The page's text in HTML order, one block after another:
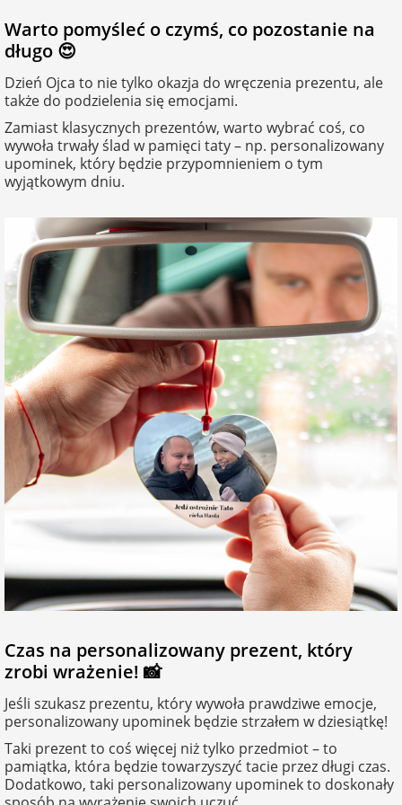
na Wielkanoc
na wieczór
panieński
na wieczór
kawalerski
Warto pomyśleć o czymś, co pozostanie na
długo 😍
Dzień Ojca to nie tylko okazja do wręczenia prezentu, ale
także do podzielenia się emocjami.
Zamiast klasycznych prezentów, warto wybrać coś, co
wywoła trwały ślad w pamięci taty – np. personalizowany
upominek, który będzie przypomnieniem o tym
wyjątkowym dniu.
Czas na personalizowany prezent, który
zrobi wrażenie! 📸
Jeśli szukasz prezentu, który wywoła prawdziwe emocje,
personalizowany upominek będzie strzałem w dziesiątkę!
Taki prezent to coś więcej niż tylko przedmiot – to
pamiątka, która będzie towarzyszyć tacie przez długi czas.
Dodatkowo, taki personalizowany upominek to doskonały